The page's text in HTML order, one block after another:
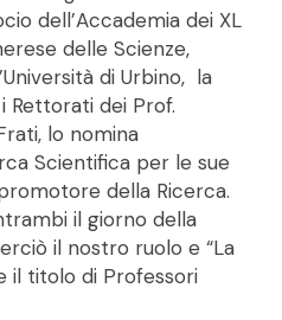
dell’Accademia dei XL
delle Scienze,
di Urbino, la
Rettorati dei Prof.
lo nomina
Scientifica per le sue
della Ricerca.
il giorno della
il nostro ruolo e “La
il titolo di Professori